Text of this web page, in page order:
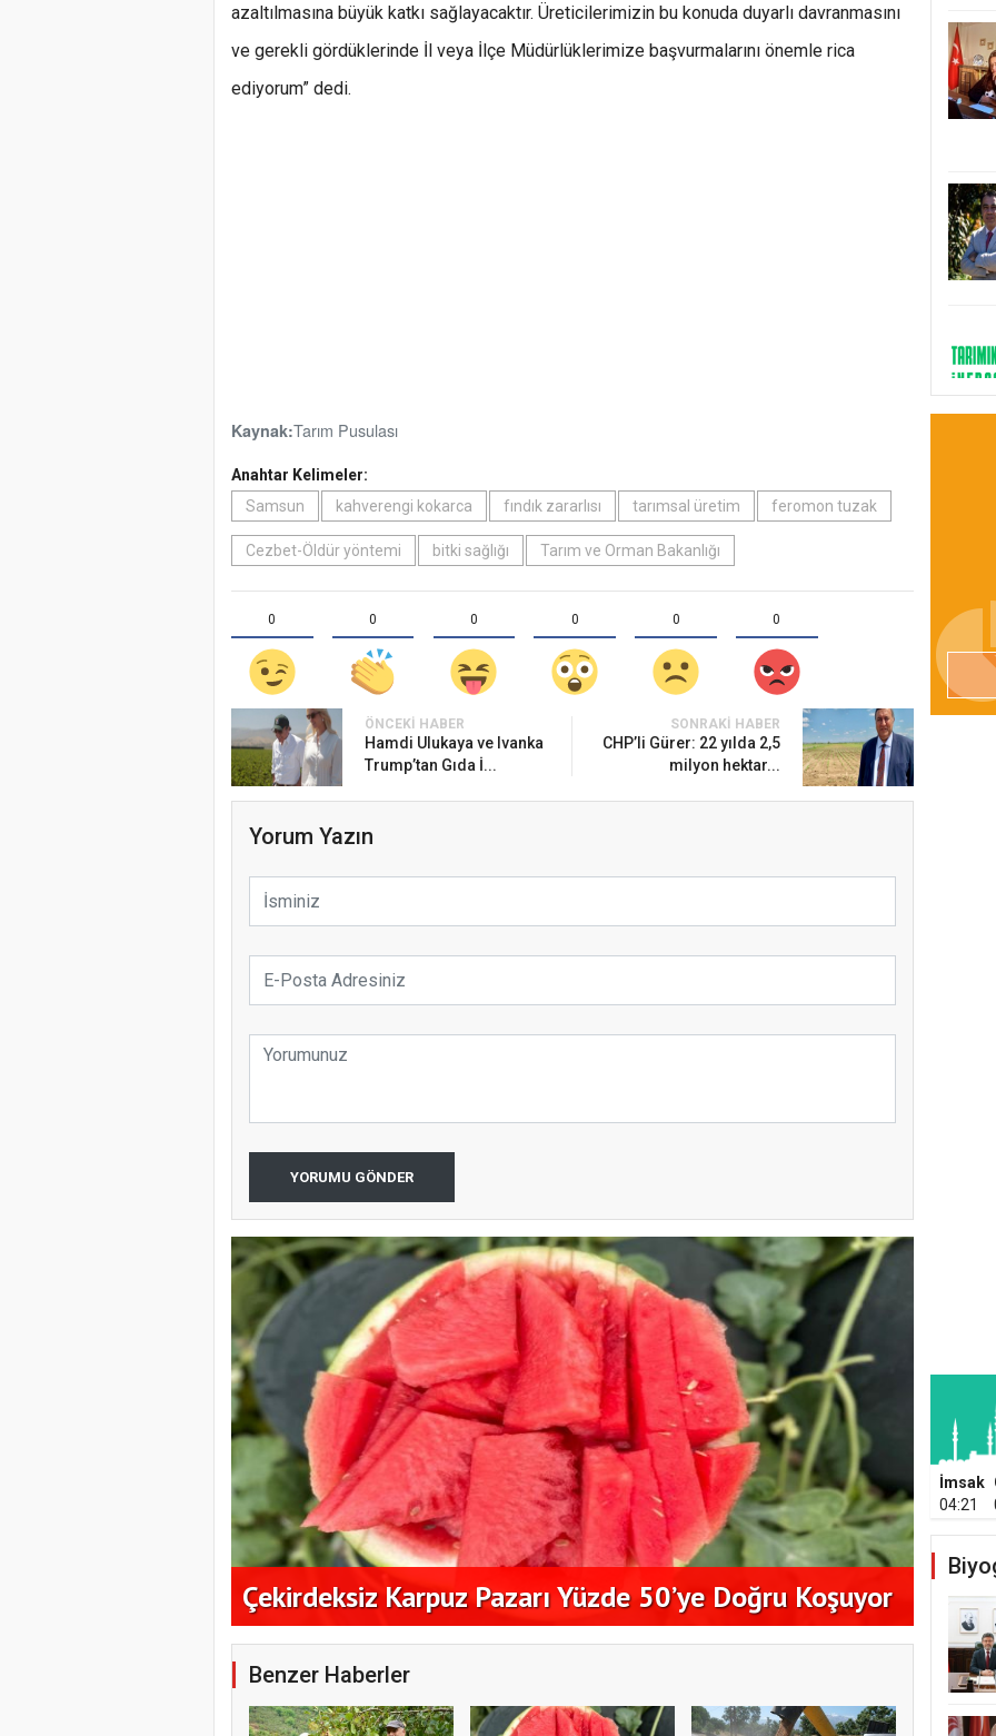
azaltılmasına büyük katkı sağlayacaktır. Üreticilerimizin bu konuda duyarlı davranmasını
ve gerekli gördüklerinde İl veya İlçe Müdürlüklerimize başvurmalarını önemle rica
ediyorum” dedi.
Kaynak:Tarım Pusulası
Anahtar Kelimeler:
Samsun
kahverengi kokarca fındık zararlısı tarımsal üretim feromon tuzak
Cezbet-Öldür yöntemi bitki sağlığı Tarım ve Orman Bakanlığı
0 0 0 0 0 0
ÖNCEKI HABER
Hamdi Ulukaya ve Ivanka
Trump’tan Gıda İ...
SONRAKI HABER
CHP’li Gürer: 22 yılda 2,5
milyon hektar...
Yorum Yazın
YORUMU GÖNDER
Çekirdeksiz Karpuz Pazarı Yüzde 50’ye Doğru Koşuyor
Benzer Haberler
İmsak
04:21